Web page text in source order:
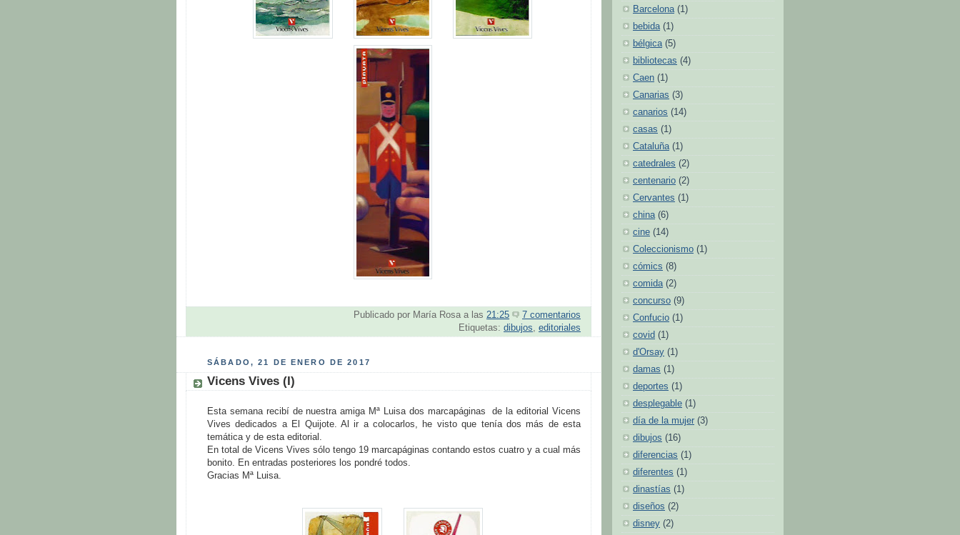
Publicado por María Rosa a las 21:25
7 comentarios
Etiquetas: dibujos editoriales
SÁBADO, 21 DE ENERO DE 2017
Vicens Vives (I)
Esta semana recibí de nuestra amiga Mª Luisa dos marcapáginas de la editorial Vicens
Vives dedicados a El Quijote. Al ir a colocarlos, he visto que tenía dos más de esta
temática y de esta editorial.
En total de Vicens Vives sólo tengo 19 marcapáginas contando estos cuatro y a cual más
bonito. En entradas posteriores los pondré todos.
Gracias Mª Luisa.
Barcelona (1)
bebida (1)
bélgica (5)
bibliotecas (4)
Caen (1)
Canarias (3)
canarios (14)
casas (1)
Cataluña (1)
catedrales (2)
centenario (2)
Cervantes (1)
china (6)
cine (14)
Coleccionismo (1)
cómics (8)
comida (2)
concurso (9)
Confucio (1)
covid (1)
d'Orsay (1)
damas (1)
deportes (1)
desplegable (1)
día de la mujer (3)
dibujos (16)
diferencias (1)
diferentes (1)
dinastías (1)
diseños (2)
disney (2)